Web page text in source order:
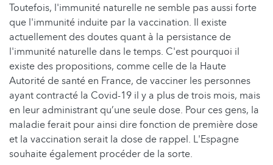
Toutefois, l'immunité naturelle ne semble pas aussi forte
que l'immunité induite par la vaccination. Il existe
actuellement des doutes quant à la persistance de
l'immunité naturelle dans le temps. C'est pourquoi il
existe des propositions, comme celle de la Haute
Autorité de santé en France, de vacciner les personnes
ayant contracté la Covid-19 il y a plus de trois mois, mais
en leur administrant qu’une seule dose. Pour ces gens, la
maladie ferait pour ainsi dire fonction de première dose
et la vaccination serait la dose de rappel. L'Espagne
souhaite également procéder de la sorte.